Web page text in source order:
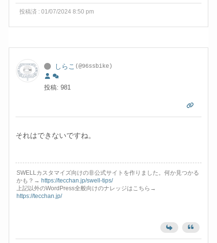
投稿済 : 01/07/2024 8:50 pm
しらこ (@96ssbike)
投稿: 981
それはできないですね。
SWELLカスタマイズ向けの非公式サイトを作りました。何か見つかる
かも？→ https://tecchan.jp/swell-tips/
上記以外のWordPress全般向けのナレッジはこちら→
https://tecchan.jp/